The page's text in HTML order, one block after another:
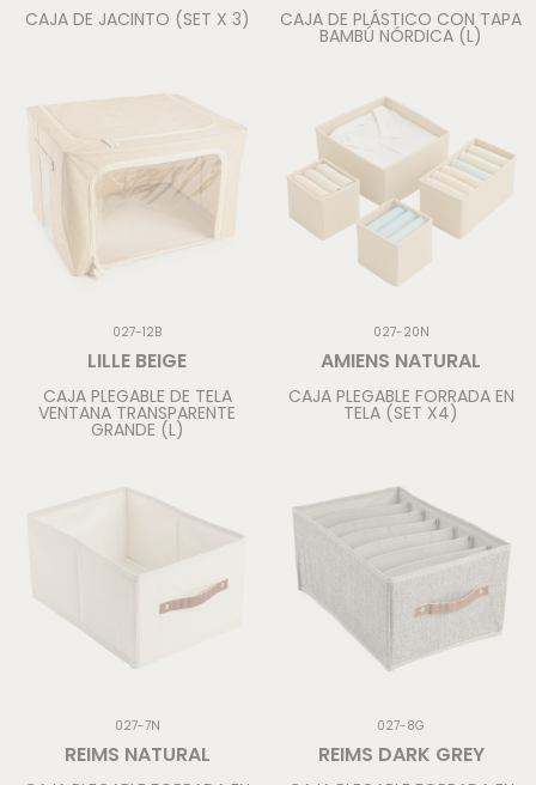
CAJA DE JACINTO (SET X 3) CAJA DE PLÁSTICO CON TAPA
BAMBÚ NÓRDICA (L)
027-12B
LILLE BEIGE
CAJA PLEGABLE DE TELA
VENTANA TRANSPARENTE
GRANDE (L)
027-20N
AMIENS NATURAL
CAJA PLEGABLE FORRADA EN
TELA (SET X4)
027-7N
REIMS NATURAL
027-8G
REIMS DARK GREY